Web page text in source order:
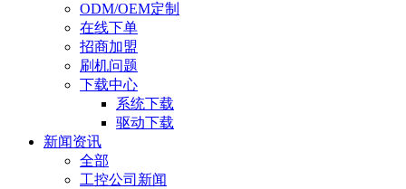
ODM/OEM定制
在线下单
招商加盟
刷机问题
下载中心
系统下载
驱动下载
新闻资讯
全部
工控公司新闻